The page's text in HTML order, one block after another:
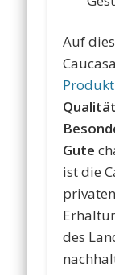
Auf
Qualität
Gute
ist die
des